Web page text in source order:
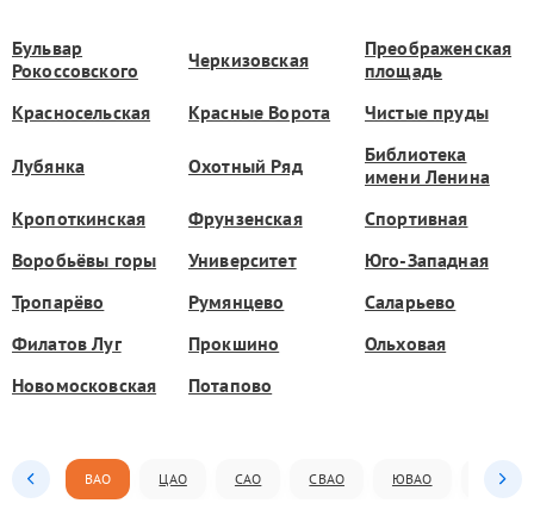
Бульвар
Рокоссовского
Черкизовская
Преображенская
площадь
Красносельская
Красные Ворота Чистые пруды
Лубянка Охотный Ряд
Библиотека
имени Ленина
Кропоткинская
Фрунзенская
Спортивная
Воробьёвы горы
Университет
Юго-Западная
Тропарёво
Румянцево
Саларьево
Филатов Луг
Прокшино
Ольховая
Новомосковская
Потапово
ВАО ЦАО САО СВАО ЮВАО ЮАО